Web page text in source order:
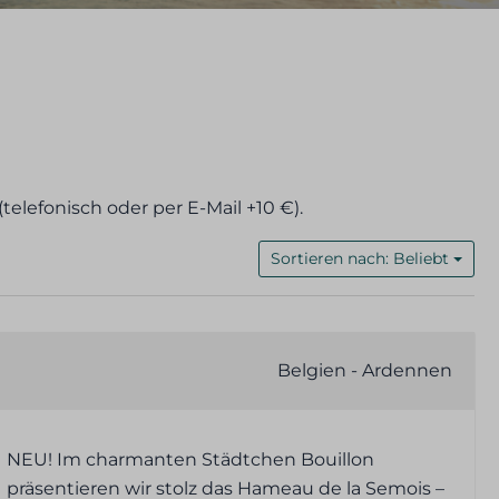
oder per E-Mail +10 €).
Sortieren nach: Beliebt
Belgien - Ardennen
NEU! Im charmanten Städtchen Bouillon
präsentieren wir stolz das Hameau de la Semois –